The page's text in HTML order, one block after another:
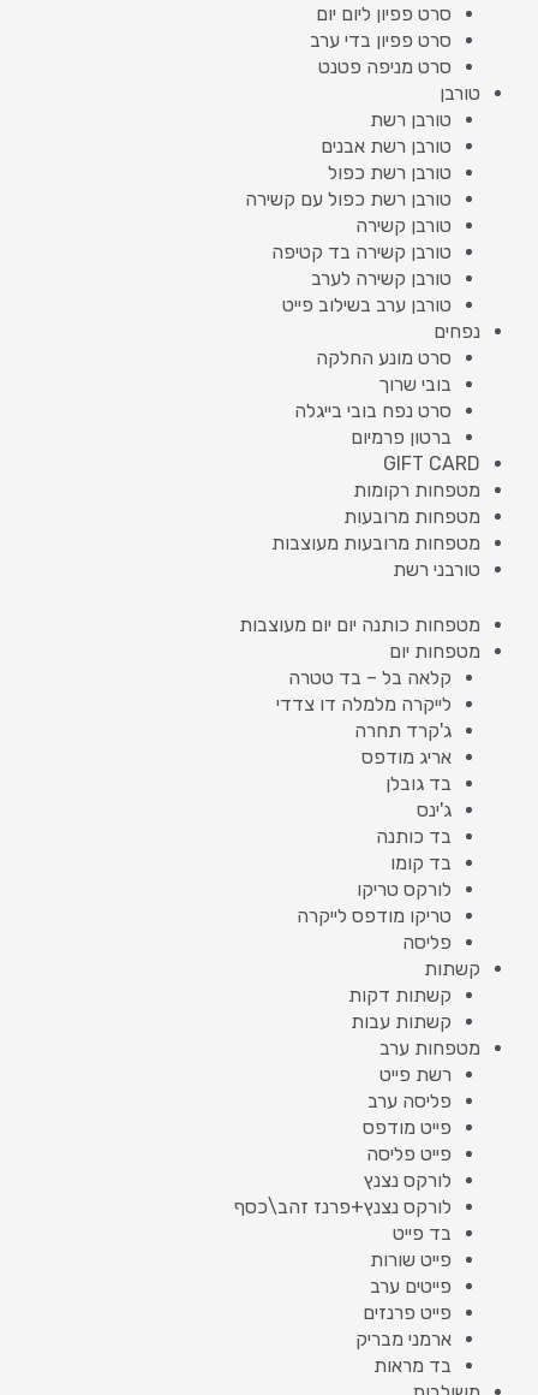
סרט פפיון ליום יום
סרט פפיון בדי ערב
סרט מניפה פטנט
טורבן
טורבן רשת
טורבן רשת אבנים
טורבן רשת כפול
טורבן רשת כפול עם קשירה
טורבן קשירה
טורבן קשירה בד קטיפה
טורבן קשירה לערב
טורבן ערב בשילוב פייט
נפחים
סרט מונע החלקה
בובי שרוך
סרט נפח בובי בייגלה
ברטון פרמיום
GIFT CARD
מטפחות רקומות
מטפחות מרובעות
מטפחות מרובעות מעוצבות
טורבני רשת
מטפחות כותנה יום יום מעוצבות
מטפחות יום
קלאה בל – בד טטרה
לייקרה מלמלה דו צדדי
ג'קרד תחרה
אריג מודפס
בד גובלן
ג'ינס
בד כותנה
בד קומו
לורקס טריקו
טריקו מודפס לייקרה
פליסה
קשתות
קשתות דקות
קשתות עבות
מטפחות ערב
רשת פייט
פליסה ערב
פייט מודפס
פייט פליסה
לורקס נצנץ
לורקס נצנץ+פרנז זהב\כסף
בד פייט
פייט שורות
פייטים ערב
פייט פרנזים
ארמני מבריק
בד מראות